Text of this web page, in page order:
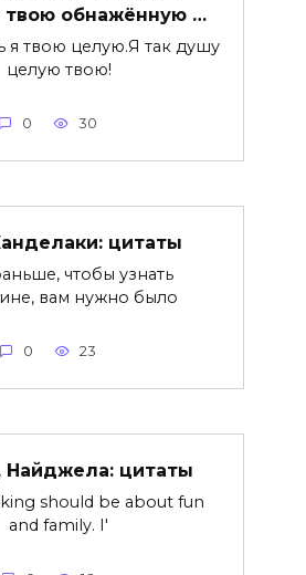
твою обнажённую …
я твою целую.Я так душу
целую твою!
0 30
цитаты
чтобы узнать
вам нужно было
0 23
Найджела: цитаты
should be about fun
and family. I'